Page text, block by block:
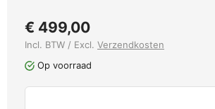
€ 499,00
Incl. BTW / Excl. Verzendkosten
Op voorraad